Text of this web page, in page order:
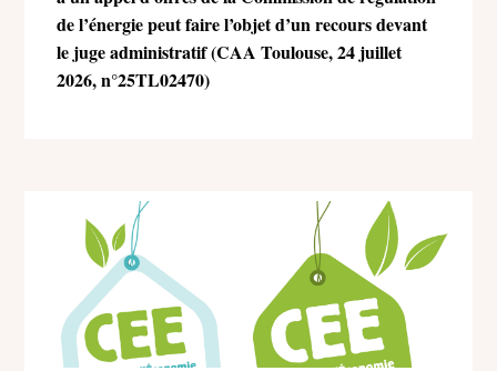
de l’énergie peut faire l’objet d’un recours devant
le juge administratif (CAA Toulouse, 24 juillet
2026, n°25TL02470)